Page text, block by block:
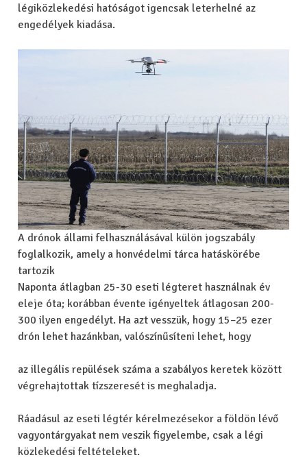
légiközlekedési hatóságot igencsak leterhelné az
engedélyek kiadása.
A drónok állami felhasználásával külön jogszabály
foglalkozik, amely a honvédelmi tárca hatáskörébe
tartozik
Naponta átlagban 25-30 eseti légteret használnak év
eleje óta; korábban évente igényeltek átlagosan 200-
300 ilyen engedélyt. Ha azt vesszük, hogy 15–25 ezer
drón lehet hazánkban, valószínűsíteni lehet, hogy
az illegális repülések száma a szabályos keretek között
végrehajtottak tízszeresét is meghaladja.
Ráadásul az eseti légtér kérelmezésekor a földön lévő
vagyontárgyakat nem veszik figyelembe, csak a légi
közlekedési feltételeket.